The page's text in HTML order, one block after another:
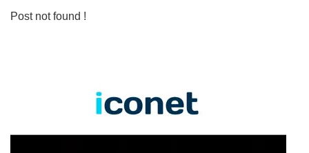
Post not found !